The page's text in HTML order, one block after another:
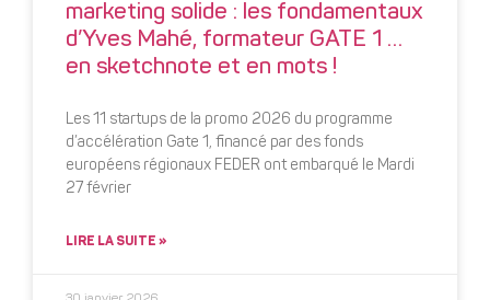
marketing solide : les fondamentaux
d’Yves Mahé, formateur GATE 1 …
en sketchnote et en mots !
Les 11 startups de la promo 2026 du programme
d’accélération Gate 1, financé par des fonds
européens régionaux FEDER ont embarqué le Mardi
27 février
LIRE LA SUITE »